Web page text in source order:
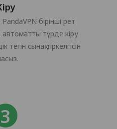
бірінші рет
түрде кіру
тегін сынақ тіркелгісін